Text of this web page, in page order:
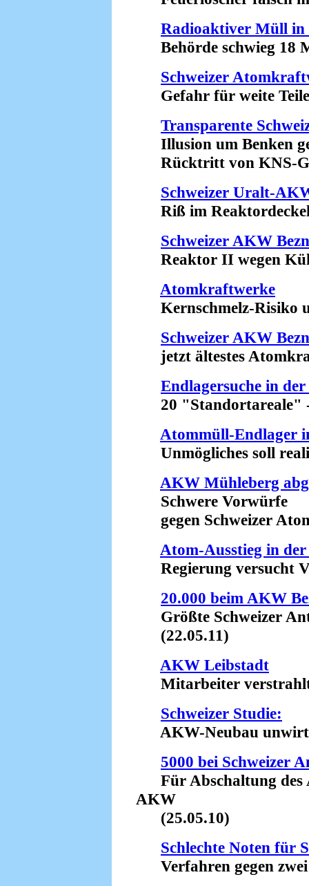
Radioaktiver Müll in
Behörde schwieg 18
Schweizer
Gefahr für weite Teile
Transparente
Illusion um Benken
Rücktritt von KNS-
Schweizer Uralt-
Riß im
Schweizer AKW
Reaktor II wegen
Atomkraftwerke
Kernschmelz-Risiko
Schweizer AKW
jetzt ältestes
Endlagersuche in der
20 "Standortareale" -
Atommüll-Endlager
Unmögliches soll
AKW Mühleberg
Schwere Vorwürfe
gegen Schweizer
Atom-Ausstieg in der
Regierung versucht
20.000 beim AKW
Größte Schweizer
(22.05.11)
AKW Leibstadt
Mitarbeiter verstrahlt
Schweizer Studie:
AKW-Neubau
5000 bei Schweizer
Für Abschaltung des
AKW
(25.05.10)
Schlechte Noten für
Verfahren gegen